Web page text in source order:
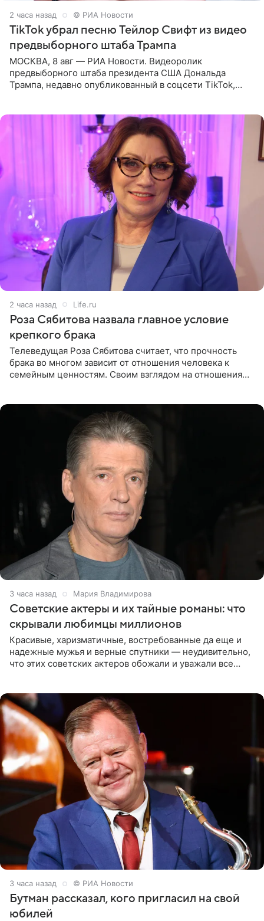
2 часа назад © РИА Новости
TikTok убрал песню Тейлор Свифт из видео
предвыборного штаба Трампа
МОСКВА, 8 авг — РИА Новости. Видеоролик
предвыборного штаба президента США Дональда
Трампа, недавно опубликованный в соцсети TikTok,
2 часа назад Life.ru
Роза Сябитова назвала главное условие
крепкого брака
Телеведущая Роза Сябитова считает, что прочность
брака во многом зависит от отношения человека к
семейным ценностям. Своим взглядом на отношения
3 часа назад Мария Владимирова
Советские актеры и их тайные романы: что
скрывали любимцы миллионов
Красивые, харизматичные, востребованные да еще и
надежные мужья и верные спутники — неудивительно,
что этих советских актеров обожали и уважали все
3 часа назад © РИА Новости
Бутман рассказал, кого пригласил на свой
юбилей